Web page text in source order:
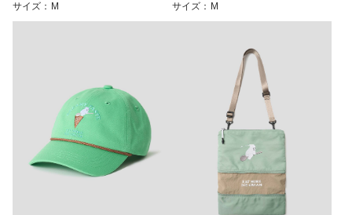
サイズ：M
サイズ：M